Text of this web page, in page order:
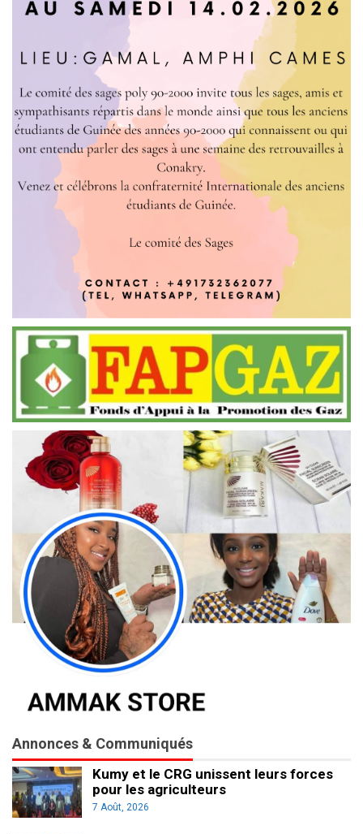
Annonces & Communiqués
Kumy et le CRG unissent leurs forces
pour les agriculteurs
7 Août, 2026